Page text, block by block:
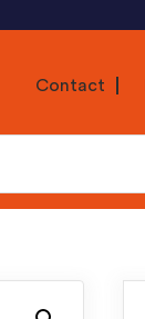
Contact